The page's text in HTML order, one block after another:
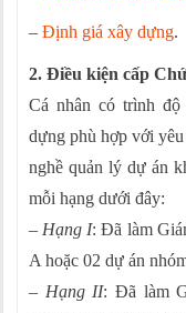
– Định giá xây dựng.
2. Điều kiện cấp
Cá nhân có trình độ
dựng phù hợp với
nghề quản lý dự án
mỗi hạng dưới đây:
– Hạng I: Đã làm
A hoặc 02 dự án
– Hạng II: Đã làm